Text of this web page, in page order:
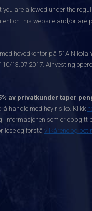
are allowed under the
on this website and/or
hovedkontor på 51A
13.07.2017. Ainvesting
av privatkunder taper
handle med høy risiko. Klikk
Informasjonen som er oppgitt
lese og forstå vilkårene og